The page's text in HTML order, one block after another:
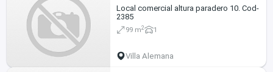
Local comercial altura paradero 10. Cod-
2385
99 m2 1
Villa Alemana